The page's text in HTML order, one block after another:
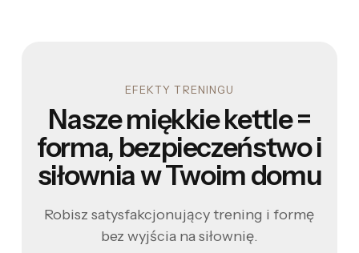
EFEKTY TRENINGU
Nasze miękkie kettle =
forma, bezpieczeństwo i
siłownia w Twoim domu
Robisz satysfakcjonujący trening i formę
bez wyjścia na siłownię.